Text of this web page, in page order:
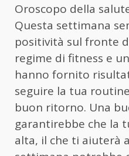
Oroscopo della
Questa settimana
positività sul fronte
regime di fitness e
hanno fornito
seguire la tua
buon ritorno. Una
garantirebbe che la
alta, il che ti aiuterà